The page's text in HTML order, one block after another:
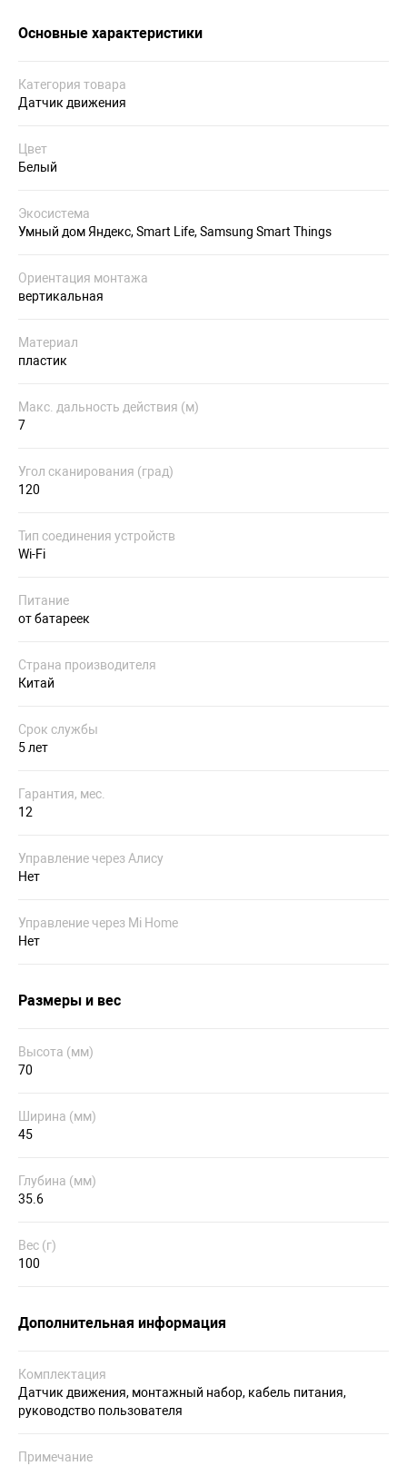
Основные характеристики
Категория товара
Датчик движения
Цвет
Белый
Экосистема
Умный дом Яндекс, Smart Life, Samsung Smart Things
Ориентация монтажа
вертикальная
Материал
пластик
Макс. дальность действия (м)
7
Угол сканирования (град)
120
Тип соединения устройств
Wi-Fi
Питание
от батареек
Страна производителя
Китай
Срок службы
5 лет
Гарантия, мес.
12
Управление через Алису
Нет
Управление через Mi Home
Нет
Размеры и вес
Высота (мм)
70
Ширина (мм)
45
Глубина (мм)
35.6
Вес (г)
100
Дополнительная информация
Комплектация
Датчик движения, монтажный набор, кабель питания,
руководство пользователя
Примечание